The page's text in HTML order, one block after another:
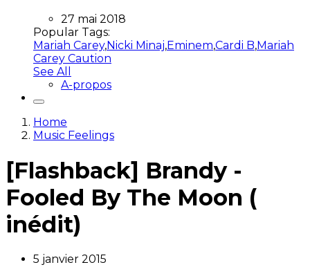
27 mai 2018
Popular Tags:
Mariah Carey,Nicki Minaj,Eminem,Cardi B,Mariah
Carey Caution
See All
A-propos
Home
Music Feelings
[Flashback] Brandy -
Fooled By The Moon (
inédit)
5 janvier 2015